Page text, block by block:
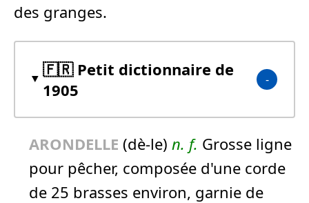
des granges.
🇫🇷 Petit dictionnaire de
1905
ARONDELLE (dè-le) n. f. Grosse ligne
pour pêcher, composée d'une corde
de 25 brasses environ, garnie de